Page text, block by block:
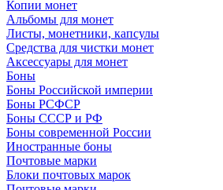
Копии монет
Альбомы для монет
Листы, монетники, капсулы
Средства для чистки монет
Аксессуары для монет
Боны
Боны Российской империи
Боны РСФСР
Боны СССР и РФ
Боны современной России
Иностранные боны
Почтовые марки
Блоки почтовых марок